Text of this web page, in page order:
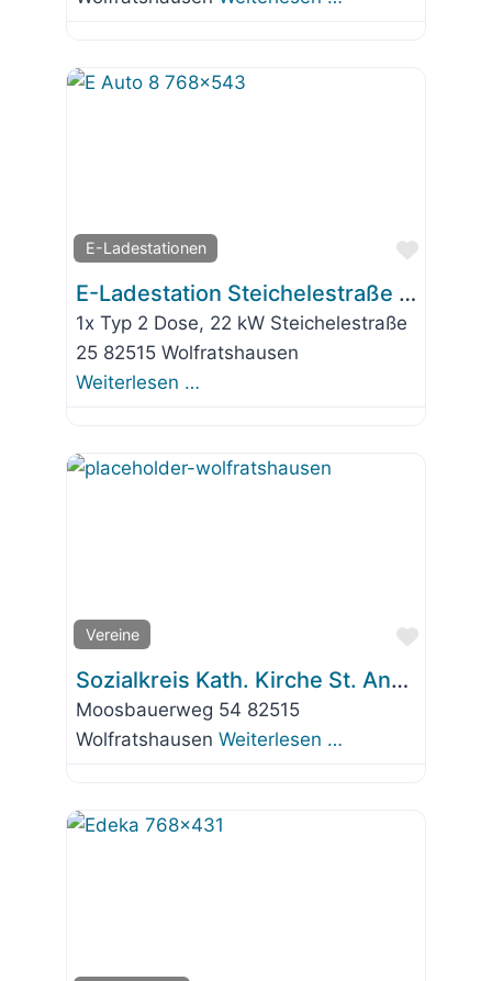
E-Ladestationen
Favorit
E-Ladestation Steichelestraße 25
1x Typ 2 Dose, 22 kW Steichelestraße
25 82515 Wolfratshausen
Weiterlesen …
Vereine
Favorit
Sozialkreis Kath. Kirche St. Andreas
Moosbauerweg 54 82515
Wolfratshausen Weiterlesen …